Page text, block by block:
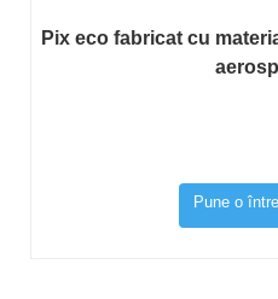
Pix eco fabricat cu
Pune o